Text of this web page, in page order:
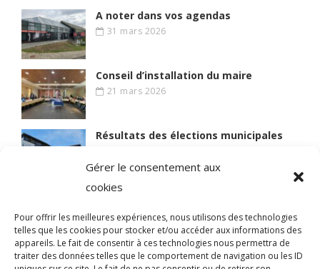
Gérer le consentement aux
cookies
Pour offrir les meilleures expériences, nous utilisons des technologies
telles que les cookies pour stocker et/ou accéder aux informations des
appareils. Le fait de consentir à ces technologies nous permettra de
traiter des données telles que le comportement de navigation ou les ID
A noter dans vos agendas
31 mars 2026
Conseil d’installation du maire
21 mars 2026
Résultats des élections municipales